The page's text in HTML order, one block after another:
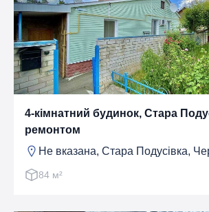
4-кімнатний будинок, Стара
ремонтом
Не вказана, Стара Подусівка,
84 м²